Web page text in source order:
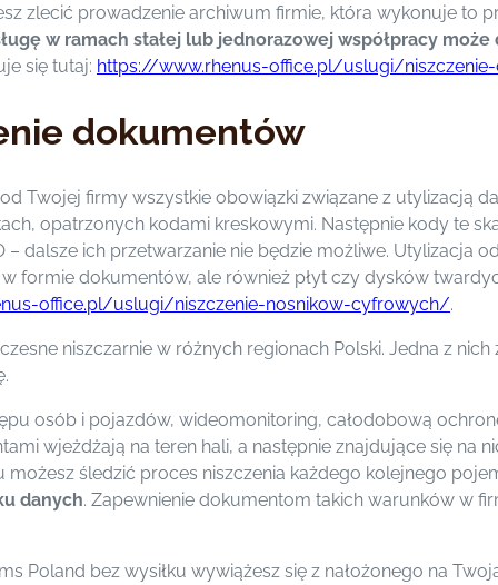
zlecić prowadzenie archiwum firmie, która wykonuje to
w ramach stałej lub jednorazowej współpracy
się tutaj: https://www.rhenus-office.pl/uslugi/
dokumentów
Twojej firmy wszystkie obowiązki związane z utylizacją
opatrzonych kodami kreskowymi. Następnie kody te
dalsze ich przetwarzanie nie będzie możliwe. Utylizacja
formie dokumentów, ale również płyt czy dysków
office.pl/uslugi/niszczenie-nosnikow-cyfrowych/.
niszczarnie w różnych regionach Polski. Jedna z
osób i pojazdów, wideomonitoring, całodobową
wjeżdżają na teren hali, a następnie znajdujące się na
śledzić proces niszczenia każdego kolejnego
danych. Zapewnienie dokumentom takich warunków w
Poland bez wysiłku wywiążesz się z nałożonego na